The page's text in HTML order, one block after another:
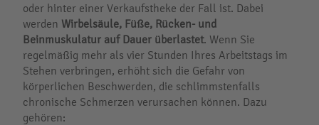
oder hinter einer Verkaufstheke der Fall ist. Dabei
werden Wirbelsäule, Füße, Rücken- und
Beinmuskulatur auf Dauer überlastet. Wenn Sie
regelmäßig mehr als vier Stunden Ihres Arbeitstags im
Stehen verbringen, erhöht sich die Gefahr von
körperlichen Beschwerden, die schlimmstenfalls
chronische Schmerzen verursachen können. Dazu
gehören: